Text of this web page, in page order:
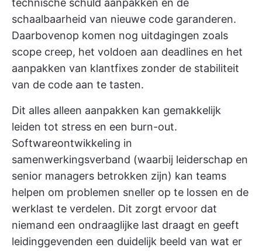
technische schuld aanpakken en de
schaalbaarheid van nieuwe code garanderen.
Daarbovenop komen nog uitdagingen zoals
scope creep, het voldoen aan deadlines en het
aanpakken van klantfixes zonder de stabiliteit
van de code aan te tasten.
Dit alles alleen aanpakken kan gemakkelijk
leiden tot stress en een burn-out.
Softwareontwikkeling in
samenwerkingsverband (waarbij leiderschap en
senior managers betrokken zijn) kan teams
helpen om problemen sneller op te lossen en de
werklast te verdelen. Dit zorgt ervoor dat
niemand een ondraaglijke last draagt en geeft
leidinggevenden een duidelijk beeld van wat er